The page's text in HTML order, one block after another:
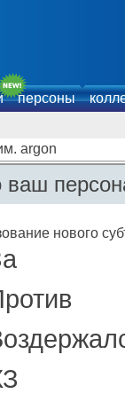
персоны
argon
ваш
нового